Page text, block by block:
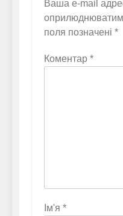
Ваша e-mail
поля позначені *
Коментар *
Ім'я *